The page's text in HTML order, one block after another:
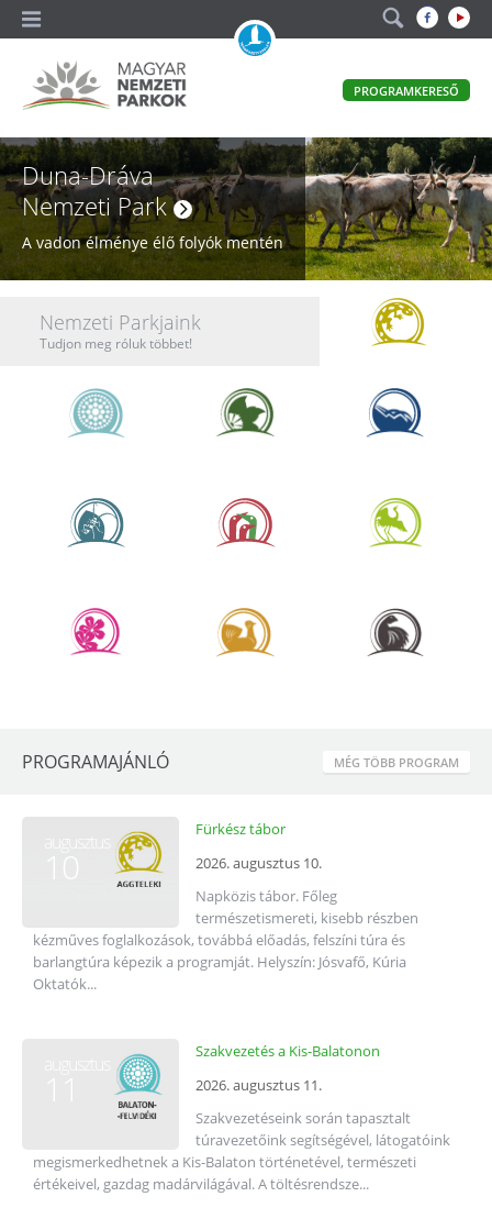
természetvédelem
hivatalos
honlapja
Magyar
Nemzeti
Parkok
PROGRAMKERESŐ
Nemzeti Parkok
Duna-Dráva
Nemzeti Park
A vadon élménye élő folyók mentén
ParkokNemzeti Parkjaink
Tudjon meg róluk többet!
PROGRAMAJÁNLÓ MÉG TÖBB PROGRAM
augusztus
10
Fürkész tábor
2026. augusztus 10.
Napközis tábor. Főleg
természetismereti, kisebb részben
kézműves foglalkozások, továbbá előadás, felszíni túra és
barlangtúra képezik a programját. Helyszín: Jósvafő, Kúria
Oktatók...
Szakvezetés a Kis-Balatonon
2026. augusztus 11.
Szakvezetéseink során tapasztalt
túravezetőink segítségével, látogatóink
megismerkedhetnek a Kis-Balaton történetével, természeti
értékeivel, gazdag madárvilágával. A töltésrendsze...